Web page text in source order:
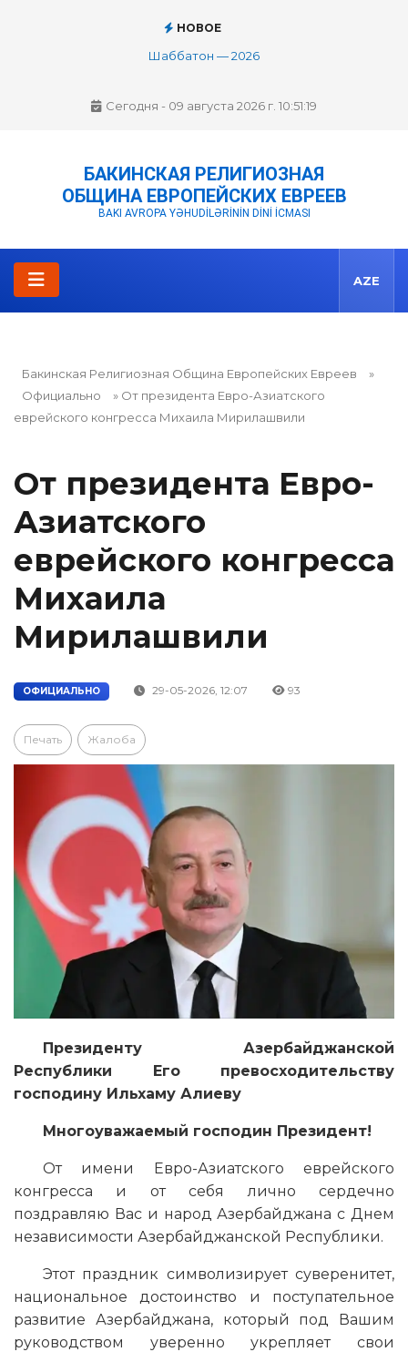
НОВОЕ
МОРСКИЕ СЕМИТЫ. Часть 1. Фрагмент 8. ГАРАМАНТЫ.
Сегодня - 09 августа 2026 г. 10:51:20
БАКИНСКАЯ РЕЛИГИОЗНАЯ
ОБЩИНА ЕВРОПЕЙСКИХ ЕВРЕЕВ
BAKI AVROPA YƏHUDİLƏRİNİN DİNİ İCMASI
AZE
Бакинская Религиозная Община Европейских Евреев
»
Официально
» От президента Евро-Азиатского
еврейского конгресса Михаила Мирилашвили
От президента Евро-
Азиатского
еврейского конгресса
Михаила
Мирилашвили
ОФИЦИАЛЬНО 29-05-2026, 12:07 93
Печать Жалоба
Президенту Азербайджанской
Республики Его превосходительству
господину Ильхаму Алиеву
Многоуважаемый господин Президент!
От имени Евро-Азиатского еврейского
конгресса и от себя лично сердечно
поздравляю Вас и народ Азербайджана с Днем
независимости Азербайджанской Республики.
Этот праздник символизирует суверенитет,
национальное достоинство и поступательное
развитие Азербайджана, который под Вашим
руководством уверенно укрепляет свои